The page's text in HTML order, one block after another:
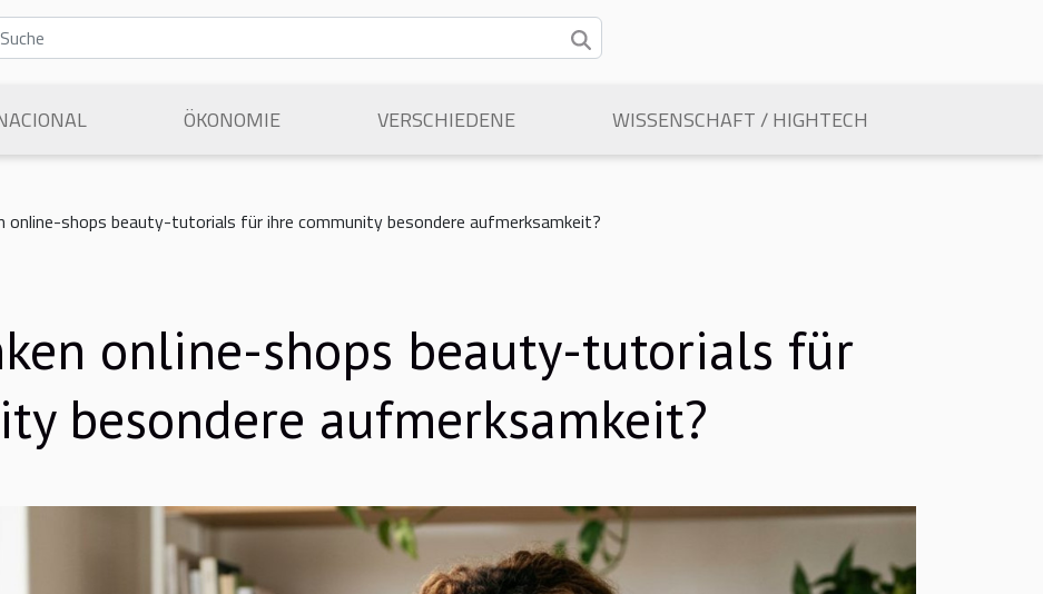
ÖKONOMIE VERSCHIEDENE WISSENSCHAFT / HIGHTECH
online-shops beauty-tutorials für ihre community besondere aufmerksamkeit?
online-shops beauty-tutorials für
besondere aufmerksamkeit?